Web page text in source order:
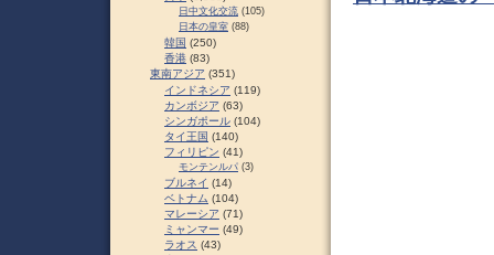
日中文化交流 (105)
日本の皇室 (88)
韓国 (250)
香港 (83)
東南アジア (351)
インドネシア (119)
カンボジア (63)
シンガポール (104)
タイ王国 (140)
フィリピン (41)
モンテンルパ (3)
ブルネイ (14)
ベトナム (104)
マレーシア (71)
ミャンマー (49)
ラオス (43)